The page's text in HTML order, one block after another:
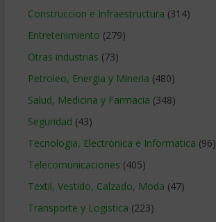
Construccion e Infraestructura (314)
Entretenimiento (279)
Otras industrias (73)
Petroleo, Energia y Mineria (480)
Salud, Medicina y Farmacia (348)
Seguridad (43)
Tecnologia, Electronica e Informatica (96)
Telecomunicaciones (405)
Textil, Vestido, Calzado, Moda (47)
Transporte y Logistica (223)